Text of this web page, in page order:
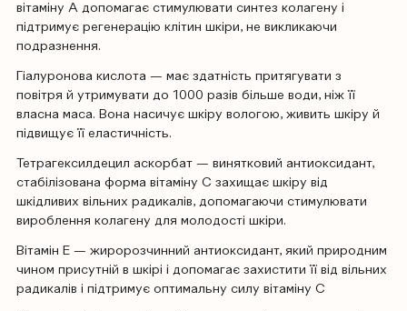
вітаміну А допомагає стимулювати синтез колагену і
підтримує регенерацію клітин шкіри, не викликаючи
подразнення.
Гіалуронова кислота — має здатність притягувати з
повітря й утримувати до 1000 разів більше води, ніж її
власна маса. Вона насичує шкіру вологою, живить шкіру й
підвищує її еластичність.
Тетрагексилдецил аскорбат — винятковий антиоксидант,
стабілізована форма вітаміну С захищає шкіру від
шкідливих вільних радикалів, допомагаючи стимулювати
вироблення колагену для молодості шкіри.
Вітамін Е — жиророзчинний антиоксидант, який природним
чином присутній в шкірі і допомагає захистити її від вільних
радикалів і підтримує оптимальну силу вітаміну С